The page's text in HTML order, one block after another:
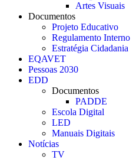
Artes Visuais
Documentos
Projeto Educativo
Regulamento Interno
Estratégia Cidadania
EQAVET
Pessoas 2030
EDD
Documentos
PADDE
Escola Digital
LED
Manuais Digitais
Notícias
TV